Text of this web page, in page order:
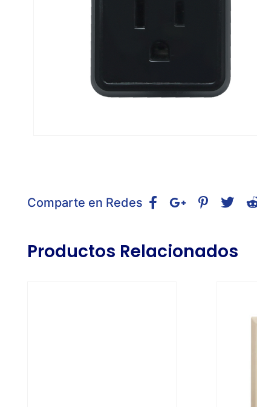
Comparte en Redes
Productos Relacionados